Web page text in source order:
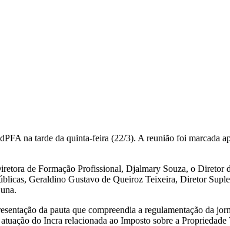
na tarde da quinta-feira (22/3). A reunião foi marcada
de Formação Profissional, Djalmary Souza, o
Geraldino Gustavo de Queiroz Teixeira, Diretor
da pauta que compreendia a regulamentação da
do Incra relacionada ao Imposto sobre a